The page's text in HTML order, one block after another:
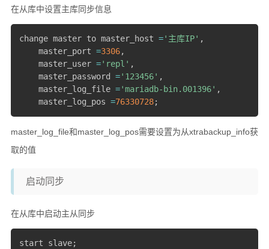
在从库中设置主库同步信息
change master to master_host ='主库IP' ,
    master_port
=3306,
    master_user
='repl' ,
    master_password
='123456' ,
    master_log_file
='mariadb-bin.001396' ,
    master_log_pos
=76330728;
master_log_file和master_log_pos需要设置为从xtrabackup_info获
取的值
启动同步
在从库中启动主从同步
start slave;